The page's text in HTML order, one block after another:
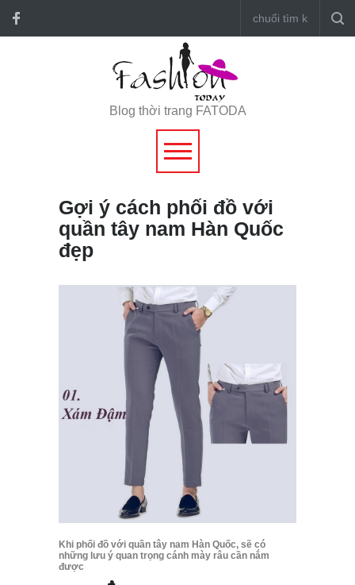
Blog thời trang FATODA
Gợi ý cách phối đồ với
quần tây nam Hàn Quốc
đẹp
Khi phối đồ với quần tây nam Hàn Quốc, sẽ có
những lưu ý quan trọng cánh mày râu cần nắm
được